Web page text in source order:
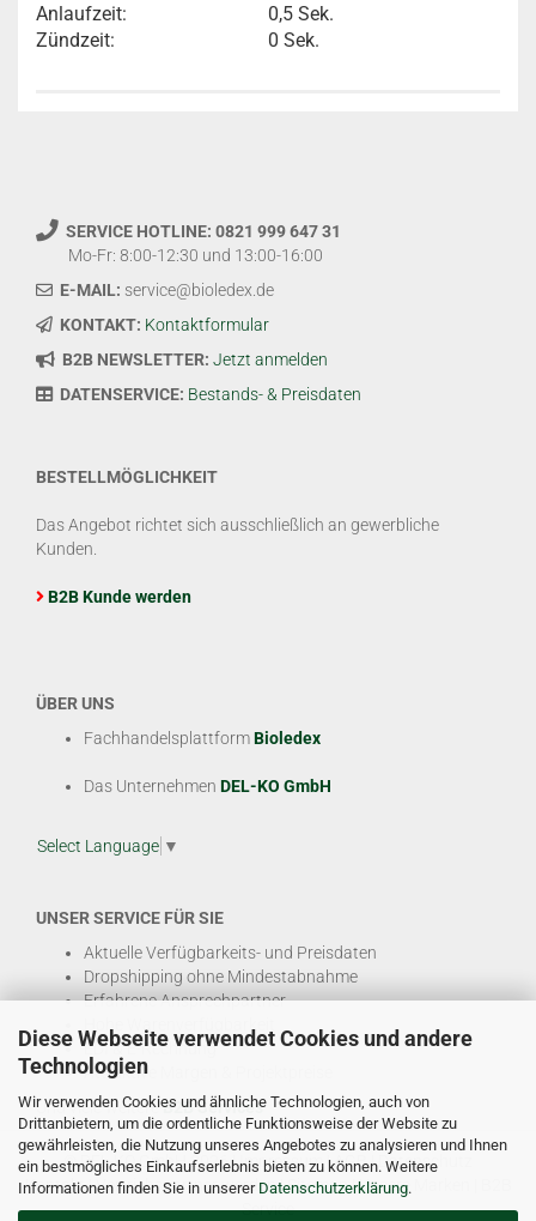
Diese Webseite verwendet Cookies und andere
Technologien
Wir verwenden Cookies und ähnliche Technologien, auch von
Drittanbietern, um die ordentliche Funktionsweise der Website zu
gewährleisten, die Nutzung unseres Angebotes zu analysieren und Ihnen
ein bestmögliches Einkaufserlebnis bieten zu können. Weitere
Informationen finden Sie in unserer Datenschutzerklärung.
Anlaufzeit:
0,5 Sek.
Zündzeit:
0 Sek.
SERVICE HOTLINE: 0821 999 647 31
Mo-Fr: 8:00-12:30 und 13:00-16:00
E-MAIL: service@bioledex.de
KONTAKT: Kontaktformular
B2B NEWSLETTER: Jetzt anmelden
DATENSERVICE: Bestands- & Preisdaten
BESTELLMÖGLICHKEIT
Das Angebot richtet sich ausschließlich an gewerbliche
Kunden.
B2B Kunde werden
ÜBER UNS
FachhandelsplattformBioledex
Das Unternehmen DEL-KO GmbH
Select Language ▼
UNSER SERVICE FÜR SIE
Aktuelle Verfügbarkeits- und Preisdaten
Dropshipping ohne Mindestabnahme
Erfahrene Ansprechpartner
Hohe Warenverfügbarkeit
EDI & E-Rechnung
Attraktive Margen & Projektpreise
Und viele weitereB2B Services
© DEL-KO GmbH 2026 |Impressum|AGB| Datenschutz
Kontakt|Vertriebspartner werden|Sitemap|Unsere Marken
Service